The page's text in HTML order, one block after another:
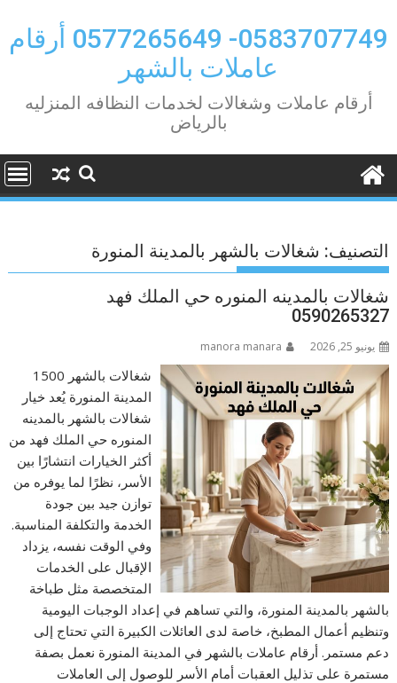
to
content
0583707749- 0577265649 أرقام
عاملات بالشهر
أرقام عاملات وشغالات لخدمات النظافه المنزليه
بالرياض
التصنيف: شغالات بالشهر بالمدينة المنورة
شغالات بالمدينه المنوره حي الملك فهد
0590265327
يونيو 25, 2026 manora manara
شغالات بالشهر 1500
المدينة المنورة يُعد خيار
شغالات بالشهر بالمدينه
المنوره حي الملك فهد من
أكثر الخيارات انتشارًا بين
الأسر، نظرًا لما يوفره من
توازن جيد بين جودة
الخدمة والتكلفة المناسبة.
وفي الوقت نفسه، يزداد
الإقبال على الخدمات
المتخصصة مثل طباخة
بالشهر بالمدينة المنورة، والتي تساهم في إعداد الوجبات اليومية
وتنظيم أعمال المطبخ، خاصة لدى العائلات الكبيرة التي تحتاج إلى
دعم مستمر. أرقام عاملات بالشهر في المدينة المنورة نعمل بصفة
مستمرة على تذليل العقبات أمام الأسر للوصول إلى العاملات